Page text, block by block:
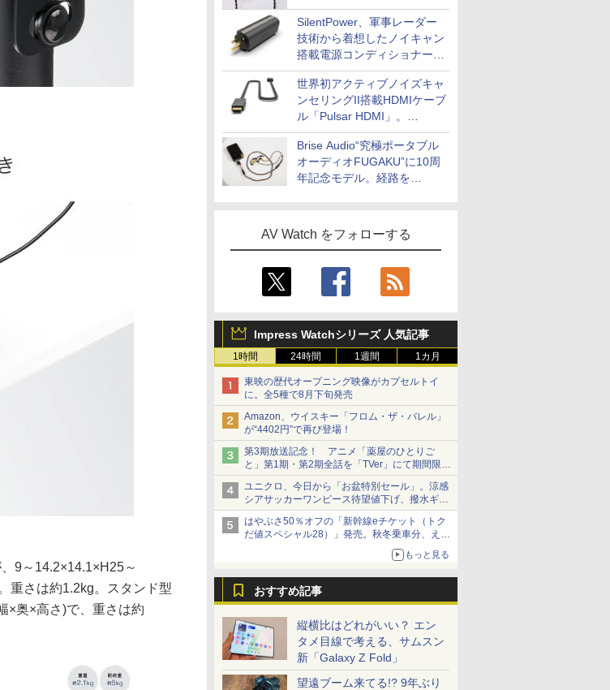
SilentPower、軍事レーダー
技術から着想したノイキャン
搭載電源コンディショナー
「AC iPurifier2」
世界初アクティブノイズキャ
ンセリングII搭載HDMIケーブ
ル「Pulsar HDMI」。
SilentPowerから
Brise Audio“究極ポータブル
オーディオFUGAKU”に10周
年記念モデル。経路を
AV Watch をフォローする
Impress Watchシリーズ 人気記事
1時間 24時間 1週間 1カ月
東映の歴代オープニング映像がカプセルトイ
に。全5種で8月下旬発売
Amazon、ウイスキー「フロム・ザ・バレル」
が“4402円”で再び登場！
第3期放送記念！ アニメ「薬屋のひとりご
と」第1期・第2期全話を「TVer」にて期間限定
で順次無料配信開始
ユニクロ、今日から「お盆特別セール」。涼感
シアサッカーワンピース待望値下げ、撥水ギア
ショーツは1990円に
はやぶさ50％オフの「新幹線eチケット（トク
だ値スペシャル28）」発売。秋冬乗車分、えき
もっと見る
おすすめ記事
縦横比はどれがいい？ エン
タメ目線で考える、サムスン
新「Galaxy Z Fold」
望遠ブーム来てる!? 9年ぶり
9～14.2×14.1×H25～
重さは約1.2kg。スタンド型
×奥×高さ)で、重さは約